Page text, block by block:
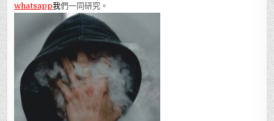
whatsapp我們一同研究。